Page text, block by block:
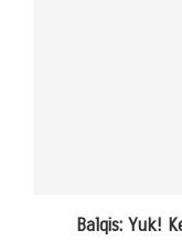
Balqis: Yuk!